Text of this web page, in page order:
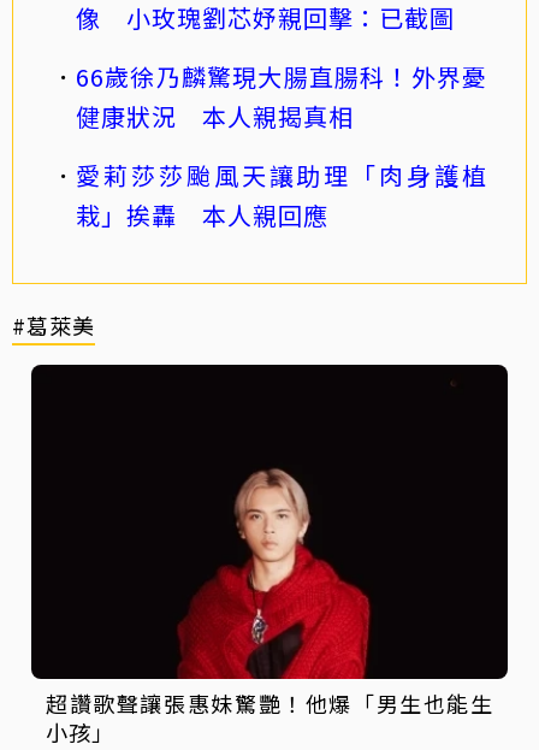
像 小玫瑰劉芯妤親回擊：已截圖
66歲徐乃麟驚現大腸直腸科！外界憂
健康狀況 本人親揭真相
愛莉莎莎颱風天讓助理「肉身護植
栽」挨轟 本人親回應
#葛萊美
超讚歌聲讓張惠妹驚艷！他爆「男生也能生
小孩」